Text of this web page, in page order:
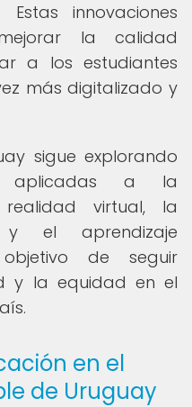
Estas innovaciones
la calidad
a los estudiantes
más digitalizado y
sigue explorando
aplicadas a la
virtual, la
y el aprendizaje
de seguir
y la equidad en el
en el
de Uruguay